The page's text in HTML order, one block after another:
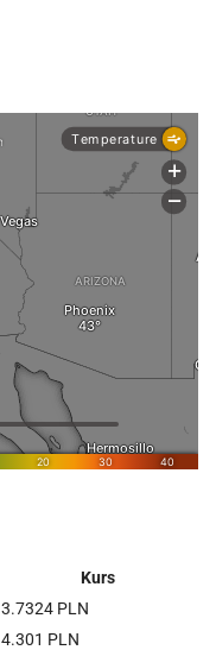
Kurs
3.7324 PLN
4.301 PLN